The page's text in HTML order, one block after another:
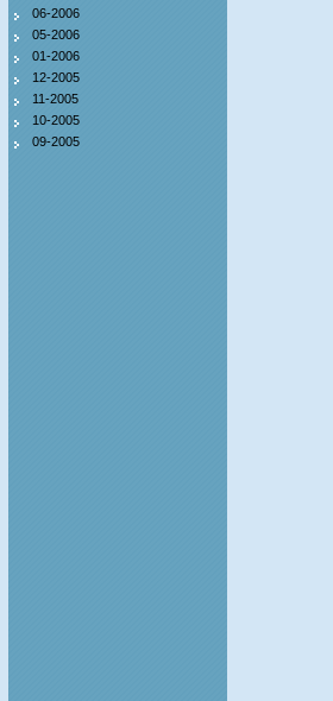
06-2006
05-2006
01-2006
12-2005
11-2005
10-2005
09-2005